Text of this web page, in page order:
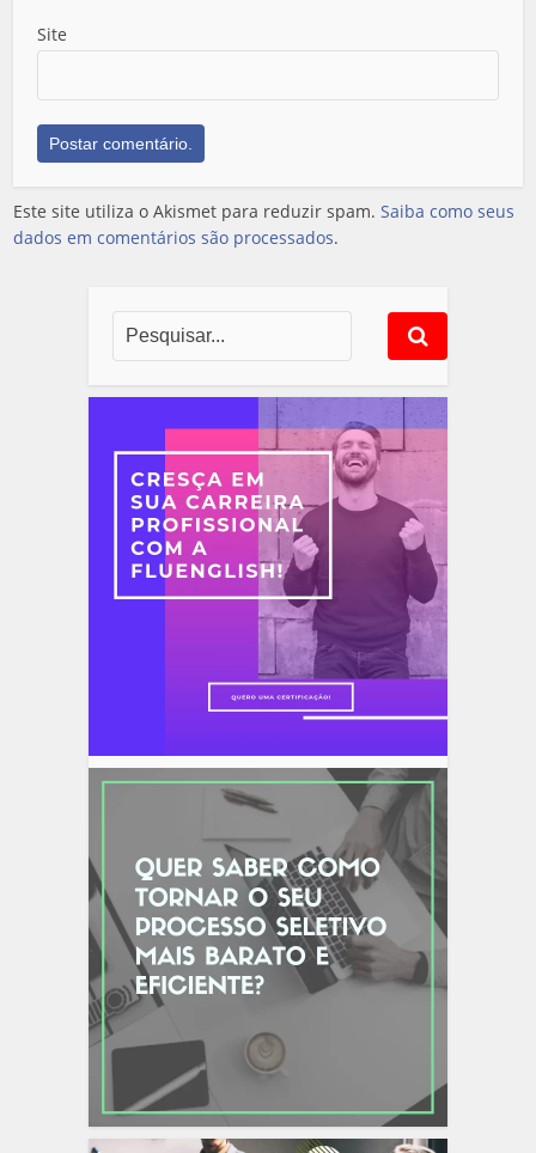
Site
Este site utiliza o Akismet para reduzir spam.Saiba como seus
dados em comentários são processados.